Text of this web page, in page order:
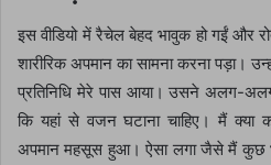
इस वीडियो में रैचेल बेहद भावुक हो गईं और
शारीरिक अपमान का सामना करना पड़ा।
प्रतिनिधि मेरे पास आया। उसने अलग-
कि यहां से वजन घटाना चाहिए। मैं क्या
अपमान महसूस हुआ। ऐसा लगा जैसे मैं कुछ